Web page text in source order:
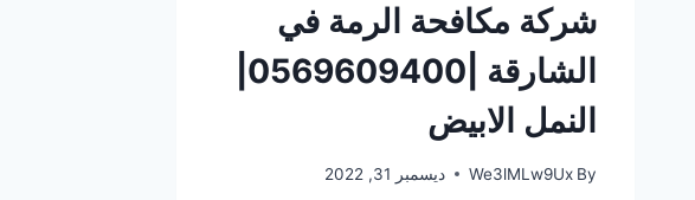
شركة مكافحة الرمة في
النمل الابيض
By
We3lMLw9Ux ديسمبر 31, 2022